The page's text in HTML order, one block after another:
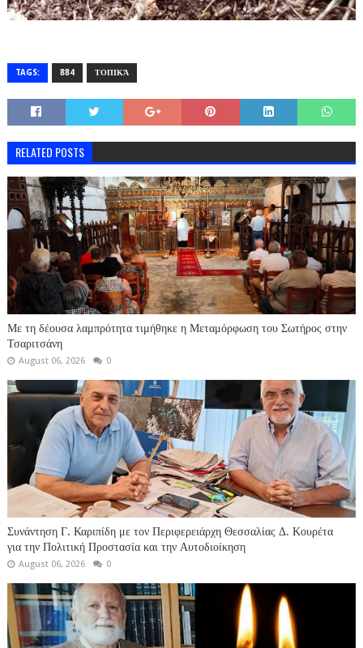
TAGS: 884 ΤΟΠΙΚΆ
RELATED POSTS
Με τη δέουσα λαμπρότητα τιμήθηκε η Μεταμόρφωση του Σωτήρος στην
Τσαριτσάνη
August 06, 2026 0
Συνάντηση Γ. Καριπίδη με τον Περιφερειάρχη Θεσσαλίας Δ. Κουρέτα
για την Πολιτική Προστασία και την Αυτοδιοίκηση
August 06, 2026 0